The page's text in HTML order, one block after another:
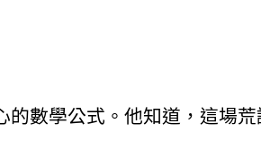
數學公式。他知道，這場